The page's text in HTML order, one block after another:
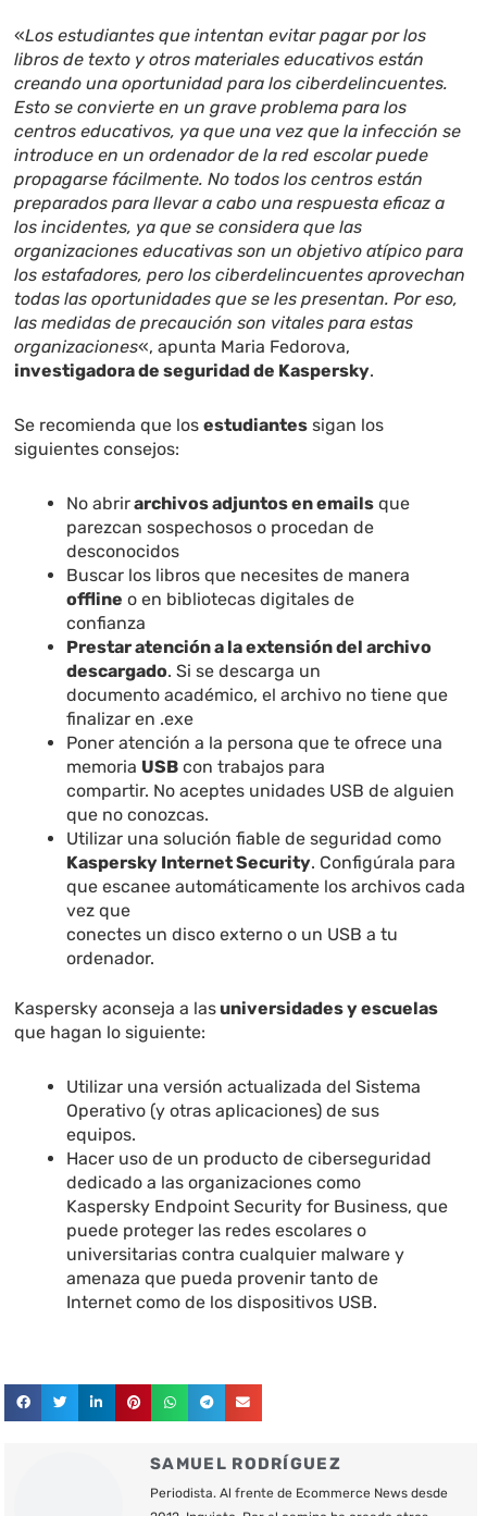
«Los estudiantes que intentan evitar pagar por los
libros de texto y otros materiales educativos están
creando una oportunidad para los ciberdelincuentes.
Esto se convierte en un grave problema para los
centros educativos, ya que una vez que la infección se
introduce en un ordenador de la red escolar puede
propagarse fácilmente. No todos los centros están
preparados para llevar a cabo una respuesta eficaz a
los incidentes, ya que se considera que las
organizaciones educativas son un objetivo atípico para
los estafadores, pero los ciberdelincuentes aprovechan
todas las oportunidades que se les presentan. Por eso,
las medidas de precaución son vitales para estas
organizaciones«, apunta Maria Fedorova,
investigadora de seguridad de Kaspersky.
Se recomienda que losestudiantes sigan los
siguientes consejos:
No abrirarchivos adjuntos en emails que
parezcan sospechosos o procedan de
desconocidos
Buscar los libros que necesites de manera
offline o en bibliotecas digitales de
confianza
Prestar atención a la extensión del archivo
descargado. Si se descarga un
documento académico, el archivo no tiene que
finalizar en .exe
Poner atención a la persona que te ofrece una
memoria USB con trabajos para
compartir. No aceptes unidades USB de alguien
que no conozcas.
Utilizar una solución fiable de seguridad como
Kaspersky Internet Security. Configúrala para
que escanee automáticamente los archivos cada
vez que
conectes un disco externo o un USB a tu
ordenador.
Kaspersky aconseja a lasuniversidades y escuelas
que hagan lo siguiente:
Utilizar una versión actualizada del Sistema
Operativo (y otras aplicaciones) de sus
equipos.
Hacer uso de un producto de ciberseguridad
dedicado a las organizaciones como
Kaspersky Endpoint Security for Business, que
puede proteger las redes escolares o
universitarias contra cualquier malware y
amenaza que pueda provenir tanto de
Internet como de los dispositivos USB.
SAMUEL RODRÍGUEZ
Periodista. Al frente de Ecommerce News desde